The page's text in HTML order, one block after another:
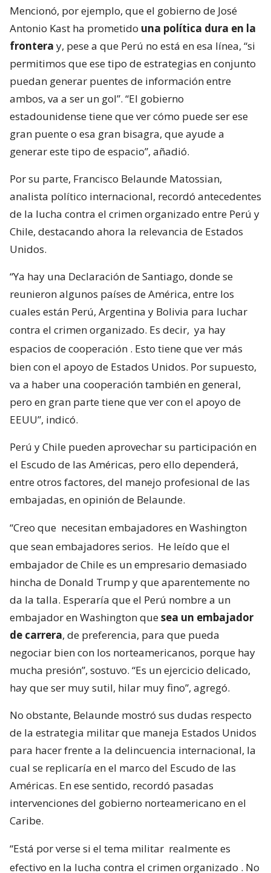
Mencionó, por ejemplo, que el gobierno de José
Antonio Kast ha prometido una política dura en la
frontera y, pese a que Perú no está en esa línea, “si
permitimos que ese tipo de estrategias en conjunto
puedan generar puentes de información entre
ambos, va a ser un gol”. “El gobierno
estadounidense tiene que ver cómo puede ser ese
gran puente o esa gran bisagra, que ayude a
generar este tipo de espacio”, añadió.
Por su parte, Francisco Belaunde Matossian,
analista político internacional, recordó antecedentes
de la lucha contra el crimen organizado entre Perú y
Chile, destacando ahora la relevancia de Estados
Unidos.
“Ya hay una Declaración de Santiago, donde se
reunieron algunos países de América, entre los
cuales están Perú, Argentina y Bolivia para luchar
contra el crimen organizado. Es decir, ya hay
espacios de cooperación . Esto tiene que ver más
bien con el apoyo de Estados Unidos. Por supuesto,
va a haber una cooperación también en general,
pero en gran parte tiene que ver con el apoyo de
EEUU”, indicó.
Perú y Chile pueden aprovechar su participación en
el Escudo de las Américas, pero ello dependerá,
entre otros factores, del manejo profesional de las
embajadas, en opinión de Belaunde.
“Creo que necesitan embajadores en Washington
que sean embajadores serios. He leído que el
embajador de Chile es un empresario demasiado
hincha de Donald Trump y que aparentemente no
da la talla. Esperaría que el Perú nombre a un
embajador en Washington quesea un embajador
de carrera, de preferencia, para que pueda
negociar bien con los norteamericanos, porque hay
mucha presión”, sostuvo. “Es un ejercicio delicado,
hay que ser muy sutil, hilar muy fino”, agregó.
No obstante, Belaunde mostró sus dudas respecto
de la estrategia militar que maneja Estados Unidos
para hacer frente a la delincuencia internacional, la
cual se replicaría en el marco del Escudo de las
Américas. En ese sentido, recordó pasadas
intervenciones del gobierno norteamericano en el
Caribe.
“Está por verse si el tema militar realmente es
efectivo en la lucha contra el crimen organizado . No